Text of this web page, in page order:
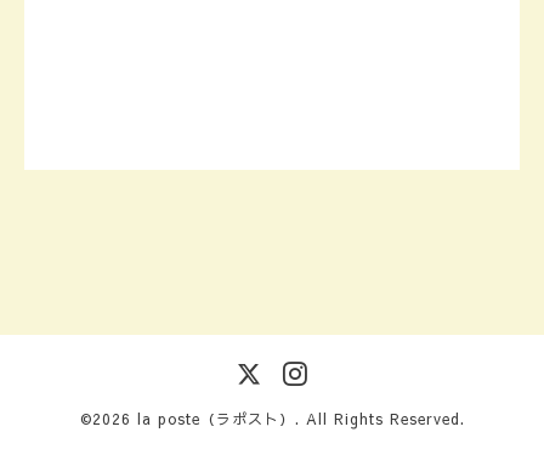
©2026 la poste（ラポスト） . All Rights Reserved.